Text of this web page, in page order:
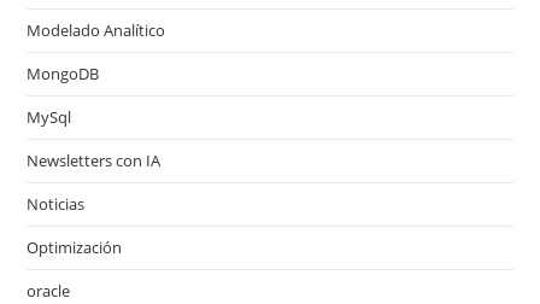
Modelado Analítico
MongoDB
MySql
Newsletters con IA
Noticias
Optimización
oracle